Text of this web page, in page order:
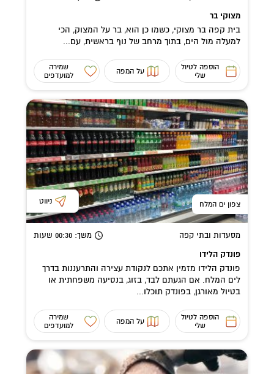
מצוקי בר
בית קפה בר מצוקי, כשמו כן הוא, בר על המצוק, הכי
למעלה מול הים, בתוך מרחב של נוף בראשית, עם...
הוספה לטיול
שלי
על המפה
שמירה
למועדפים
צפון ים המלח ניווט
מסעדות ובתי קפה משך: 00:30 שעות
פונדק הלידו
פונדק הלידו מזמין אתכם לנקודת עצירה והתרעננות בדרך
לים המלח. אם הגעתם לבד, בזוג, בנסיעה משפחתית או
בטיול מאורגן, בפונדק תוכלו...
הוספה לטיול
שלי
על המפה
שמירה
למועדפים